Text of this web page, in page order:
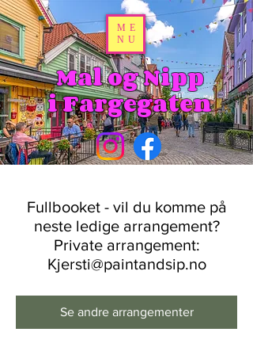
ME
NU
Mal og Nipp
i Fargegaten
Fullbooket - vil du komme på
neste ledige arrangement?
Private arrangement:
Kjersti@paintandsip.no
Se andre arrangementer